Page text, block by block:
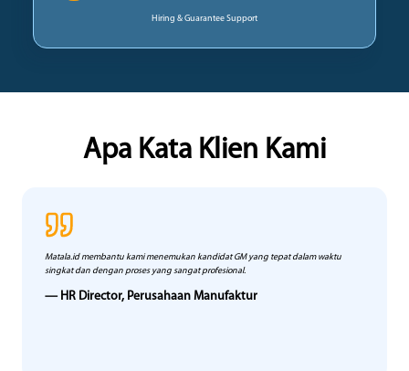
Hiring & Guarantee Support
Apa Kata Klien Kami
Matala.id membantu kami menemukan kandidat GM yang tepat dalam waktu
singkat dan dengan proses yang sangat profesional.
— HR Director, Perusahaan Manufaktur